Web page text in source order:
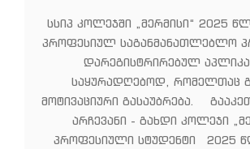
სსიპ კოლეჯში „მერმისი“ 2025
პროფესიულ საგანმანათლებლო
დარეგისტრირებულ
საყურადღებოდ, რომელთაც
მოტივაციური გასაუბრება.
არჩევანი - გახდი კოლეჯი
პროფესიული სტუდენტი 2025